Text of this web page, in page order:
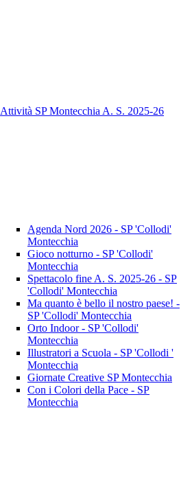
Attività SP Montecchia A. S. 2025-26
Agenda Nord 2026 - SP 'Collodi'
Montecchia
Gioco notturno - SP 'Collodi'
Montecchia
Spettacolo fine A. S. 2025-26 - SP
'Collodi' Montecchia
Ma quanto è bello il nostro paese! -
SP 'Collodi' Montecchia
Orto Indoor - SP 'Collodi'
Montecchia
Illustratori a Scuola - SP 'Collodi '
Montecchia
Giornate Creative SP Montecchia
Con i Colori della Pace - SP
Montecchia